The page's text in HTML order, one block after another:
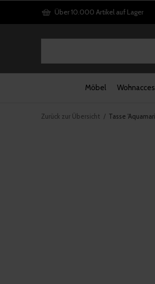
Möbel
Über 10.000 Artikel auf Lager
Zurück zur Übersicht Tasse